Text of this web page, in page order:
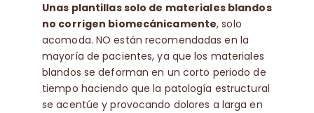
Unas plantillas solo de materiales blandos
no corrigen biomecánicamente, solo
acomoda. NO están recomendadas en la
mayoría de pacientes, ya que los materiales
blandos se deforman en un corto periodo de
tiempo haciendo que la patología estructural
se acentúe y provocando dolores a larga en